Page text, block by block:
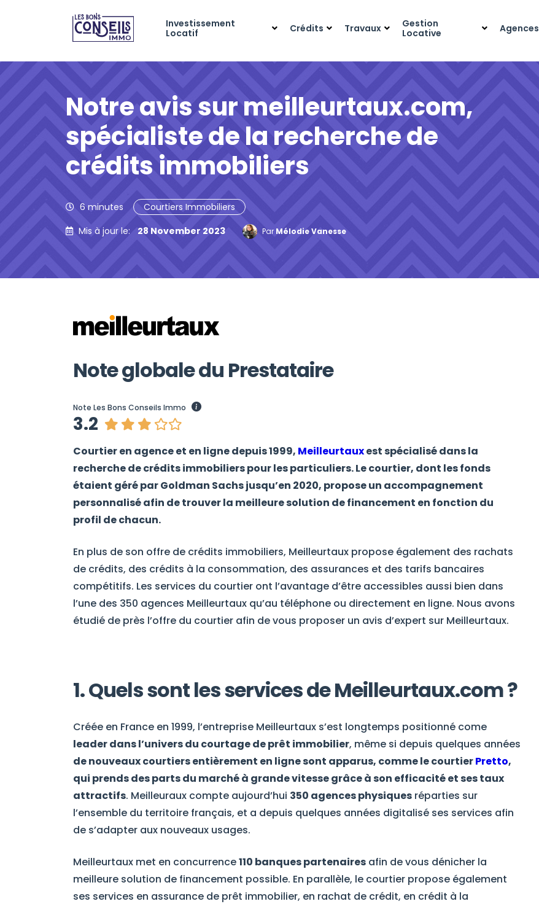
Investissement
Locatif
Crédits Travaux
Gestion
Locative
Agences
Notre avis sur meilleurtaux.com,
spécialiste de la recherche de
crédits immobiliers
6 minutes
Courtiers Immobiliers
Mis à jour le:
28 November 2023 Par Mélodie Vanesse
Note globale du Prestataire
Note Les Bons Conseils Immo
3.2
Courtier en agence et en ligne depuis 1999, Meilleurtauxest spécialisé dans la
recherche de crédits immobiliers pour les particuliers. Le courtier, dont les fonds
étaient géré par Goldman Sachs jusqu’en 2020, propose un accompagnement
personnalisé afin de trouver la meilleure solution de financement en fonction du
profil de chacun.
En plus de son offre de crédits immobiliers, Meilleurtaux propose également des rachats
de crédits, des crédits à la consommation, des assurances et des tarifs bancaires
compétitifs. Les services du courtier ont l’avantage d’être accessibles aussi bien dans
l’une des 350 agences Meilleurtaux qu’au téléphone ou directement en ligne. Nous avons
étudié de près l’offre du courtier afin de vous proposer un avis d’expert sur Meilleurtaux.
1. Quels sont les services de Meilleurtaux.com ?
Créée en France en 1999, l’entreprise Meilleurtaux s’est longtemps positionné come
leader dans l’univers du courtage de prêt immobilier, même si depuis quelques années
de nouveaux courtiers entièrement en ligne sont apparus, comme le courtierPretto,
qui prends des parts du marché à grande vitesse grâce à son efficacité et ses taux
attractifs. Meilleuraux compte aujourd’hui 350 agences physiques réparties sur
l’ensemble du territoire français, et a depuis quelques années digitalisé ses services afin
de s’adapter aux nouveaux usages.
Meilleurtaux met en concurrence110 banques partenaires afin de vous dénicher la
meilleure solution de financement possible. En parallèle, le courtier propose également
ses services en assurance de prêt immobilier, en rachat de crédit, en crédit à la